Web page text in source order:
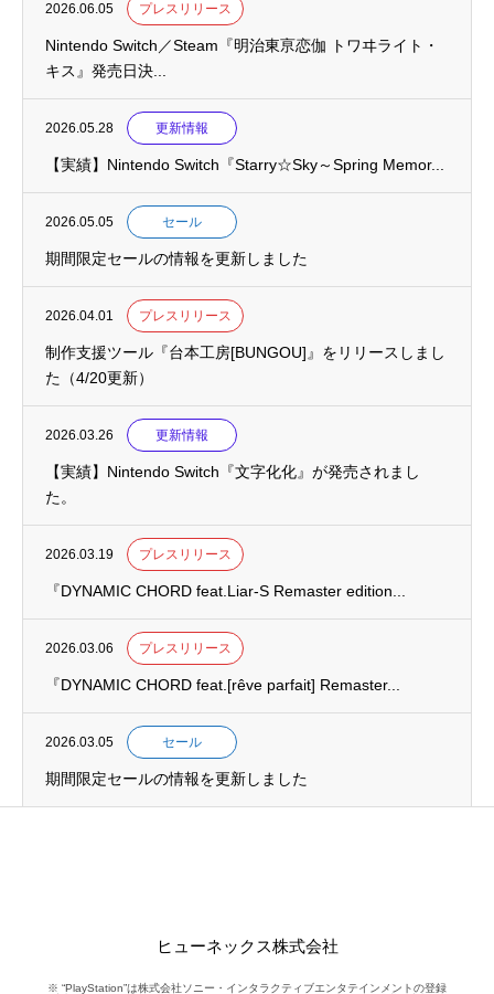
2026.06.05 プレスリリース
Nintendo Switch／Steam『明治東亰恋伽 トワヰライト・
キス』発売日決...
2026.05.28 更新情報
【実績】Nintendo Switch『Starry☆Sky～Spring Memor...
2026.05.05 セール
期間限定セールの情報を更新しました
2026.04.01 プレスリリース
制作支援ツール『台本工房[BUNGOU]』をリリースしまし
た（4/20更新）
2026.03.26 更新情報
【実績】Nintendo Switch『文字化化』が発売されまし
た。
2026.03.19 プレスリリース
『DYNAMIC CHORD feat.Liar-S Remaster edition...
2026.03.06 プレスリリース
『DYNAMIC CHORD feat.[rêve parfait] Remaster...
2026.03.05 セール
期間限定セールの情報を更新しました
ヒューネックス株式会社
※ “PlayStation”は株式会社ソニー・インタラクティブエンタテインメントの登録